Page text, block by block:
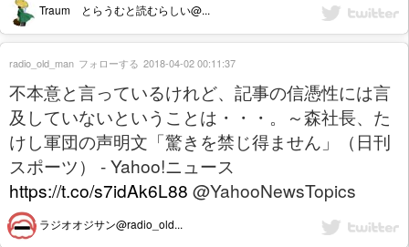
Traum とらうむと読むらしい@...
不本意と言っているけれど、記事の信憑性には言
及していないということは・・・。～森社長、た
けし軍団の声明文「驚きを禁じ得ません」（日刊
スポーツ） - Yahoo!ニュース
https://t.co/s7idAk6L88 @YahooNewsTopics
ラジオオジサン@radio_old...
radio_old_man フォローする 2018-04-02 00:11:37